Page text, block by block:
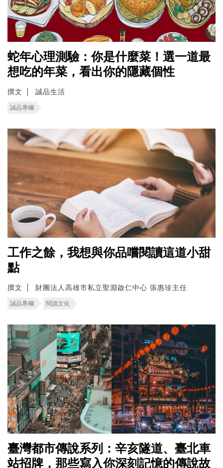
蛇年心理測驗：你是什麼菜！選一道最
想吃的年菜，看出你的隱藏個性
撰文 誠品生活
誠品專欄
工作之餘，我想與你品嚐閱讀這道小甜
點
撰文 財團法人高雄市私立聖淵啟仁中心 張惠珍主任
誠品專欄 閱讀文化
臺灣都市傳說系列：辛亥隧道、臺北車
站招牌，那些寫入你深刻記憶的傳說故